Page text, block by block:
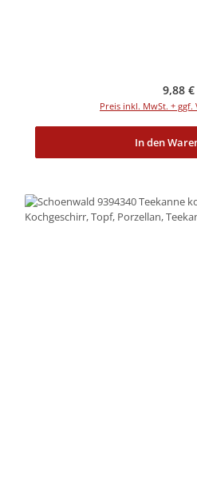
9,88 €
Preis inkl. MwSt. + ggf.
In den